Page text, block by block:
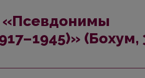
(Бохум,